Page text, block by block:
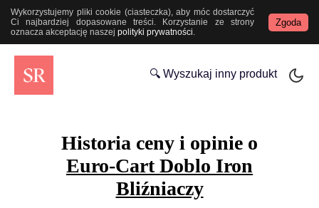
Wykorzystujemy pliki cookie (ciasteczka), aby móc dostarczyć
Ci najbardziej dopasowane treści. Korzystanie ze strony
oznacza akceptację naszej polityki prywatności.
Zgoda
🔍 Wyszukaj inny produkt
Historia ceny i opinie o
Euro-Cart Doblo Iron
Bliźniaczy